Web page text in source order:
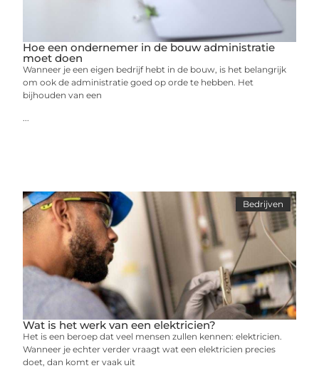
Hoe een ondernemer in de bouw administratie
moet doen
Wanneer je een eigen bedrijf hebt in de bouw, is het belangrijk
om ook de administratie goed op orde te hebben. Het
bijhouden van een
...
Bedrijven
Wat is het werk van een elektricien?
Het is een beroep dat veel mensen zullen kennen: elektricien.
Wanneer je echter verder vraagt wat een elektricien precies
doet, dan komt er vaak uit